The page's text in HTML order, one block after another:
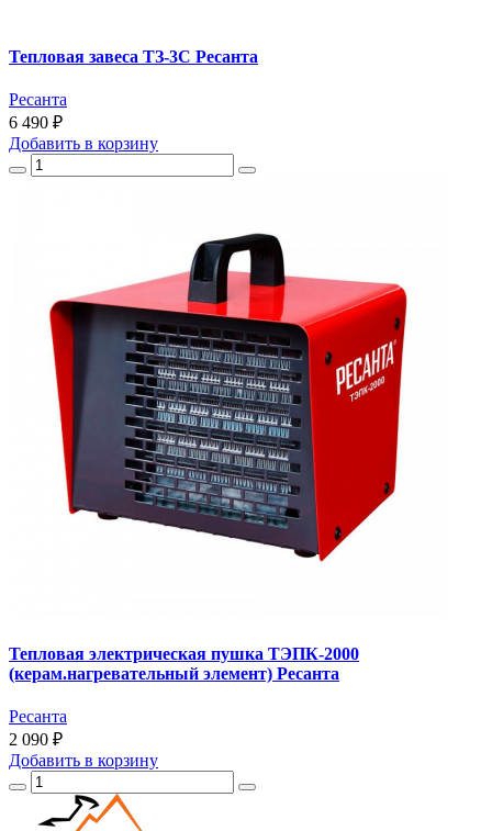
Тепловая завеса ТЗ-3С Ресанта
Ресанта
6 490 ₽
Добавить в корзину
Тепловая электрическая пушка ТЭПК-2000
(керам.нагревательный элемент) Ресанта
Ресанта
2 090 ₽
Добавить в корзину